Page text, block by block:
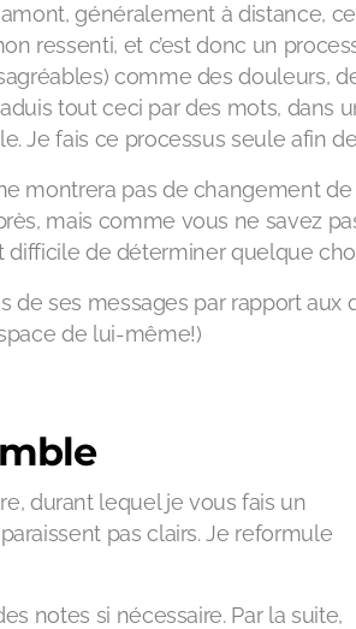
généralement à distance,
ressenti, et c’est donc un
comme des douleurs,
tout ceci par des mots, dans
Je fais ce processus seule afin
montrera pas de changement
mais comme vous ne savez
difficile de déterminer quelque
de ses messages par rapport aux
de lui-même!)
durant lequel je vous fais un
pas clairs. Je reformule
notes si nécessaire. Par la suite,